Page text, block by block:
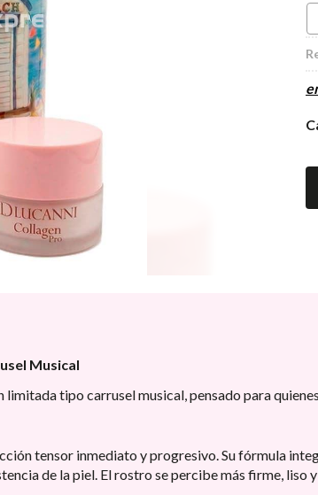
Musical
tipo carrusel musical, pensado para
tensor inmediato y progresivo. Su fórmula
de la piel. El rostro se percibe más firme, liso